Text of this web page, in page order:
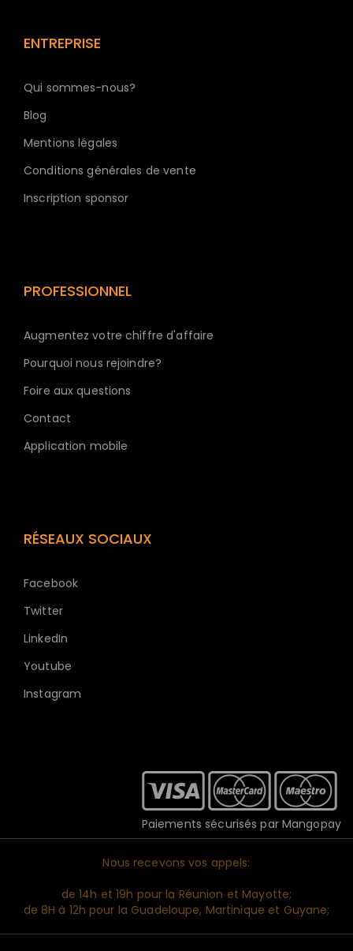
ENTREPRISE
Qui sommes-nous?
Blog
Mentions légales
Conditions générales de vente
Inscription sponsor
PROFESSIONNEL
Augmentez votre chiffre d'affaire
Pourquoi nous rejoindre?
Foire aux questions
Contact
Application mobile
RÉSEAUX SOCIAUX
Facebook
Twitter
LinkedIn
Youtube
Instagram
Paiements sécurisés par Mangopay
Nous recevons vos appels:
de 14h et 19h pour la Réunion et Mayotte;
de 8H à 12h pour la Guadeloupe, Martinique et Guyane;